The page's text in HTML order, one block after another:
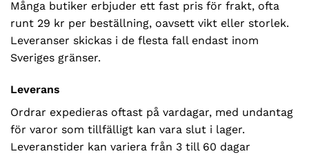
Många butiker erbjuder ett fast pris för frakt, ofta
runt 29 kr per beställning, oavsett vikt eller storlek.
Leveranser skickas i de flesta fall endast inom
Sveriges gränser.
Leverans
Ordrar expedieras oftast på vardagar, med undantag
för varor som tillfälligt kan vara slut i lager.
Leveranstider kan variera från 3 till 60 dagar